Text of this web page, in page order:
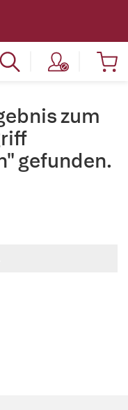
zum
gefunden.